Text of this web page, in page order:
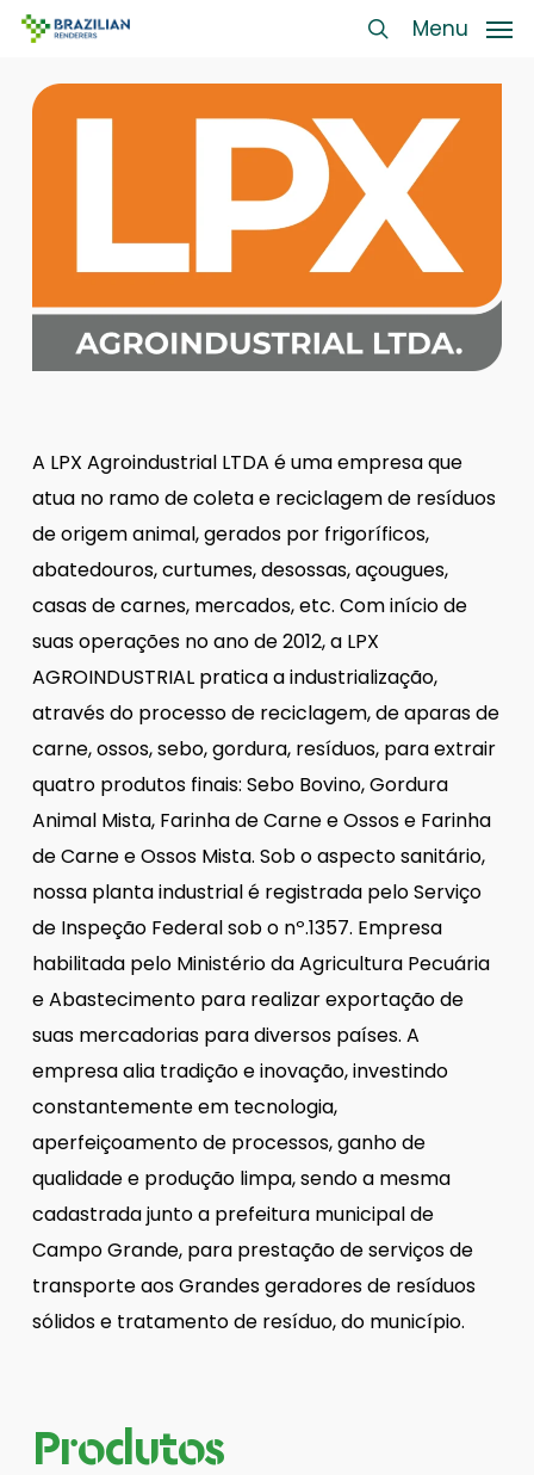
Skip
main
Menu
A LPX Agroindustrial LTDA é uma empresa que
atua no ramo de coleta e reciclagem de resíduos
de origem animal, gerados por frigoríficos,
abatedouros, curtumes, desossas, açougues,
casas de carnes, mercados, etc. Com início de
suas operações no ano de 2012, a LPX
AGROINDUSTRIAL pratica a industrialização,
através do processo de reciclagem, de aparas de
carne, ossos, sebo, gordura, resíduos, para extrair
quatro produtos finais: Sebo Bovino, Gordura
Animal Mista, Farinha de Carne e Ossos e Farinha
de Carne e Ossos Mista. Sob o aspecto sanitário,
nossa planta industrial é registrada pelo Serviço
de Inspeção Federal sob o nº.1357. Empresa
habilitada pelo Ministério da Agricultura Pecuária
e Abastecimento para realizar exportação de
suas mercadorias para diversos países. A
empresa alia tradição e inovação, investindo
constantemente em tecnologia,
aperfeiçoamento de processos, ganho de
qualidade e produção limpa, sendo a mesma
cadastrada junto a prefeitura municipal de
Campo Grande, para prestação de serviços de
transporte aos Grandes geradores de resíduos
sólidos e tratamento de resíduo, do município.
Produtos
Menu